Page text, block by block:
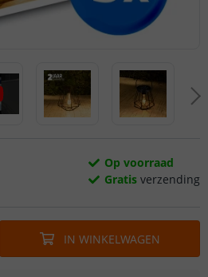
Op voorraad
Gratis verzending
IN WINKELWAGEN